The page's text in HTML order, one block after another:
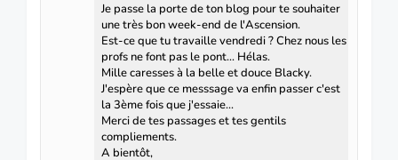
Je passe la porte de ton blog pour te souhaiter
une très bon week-end de l'Ascension.
Est-ce que tu travaille vendredi ? Chez nous les
profs ne font pas le pont... Hélas.
Mille caresses à la belle et douce Blacky.
J'espère que ce messsage va enfin passer c'est
la 3ème fois que j'essaie...
Merci de tes passages et tes gentils
compliements.
A bientôt,